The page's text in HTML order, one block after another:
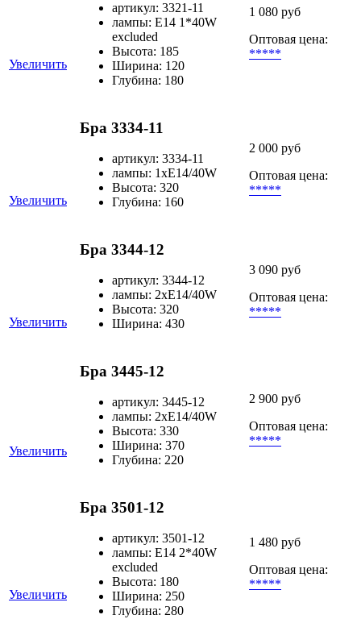
Увеличить
артикул: 3321-11
лампы: E14 1*40W
excluded
Высота: 185
Ширина: 120
Глубина: 180
1 080 руб
Оптовая цена:
*****
Увеличить
Бра 3334-11
артикул: 3334-11
лампы: 1хЕ14/40W
Высота: 320
Глубина: 160
2 000 руб
Оптовая цена:
*****
Увеличить
Бра 3344-12
артикул: 3344-12
лампы: 2хЕ14/40W
Высота: 320
Ширина: 430
3 090 руб
Оптовая цена:
*****
Увеличить
Бра 3445-12
артикул: 3445-12
лампы: 2хЕ14/40W
Высота: 330
Ширина: 370
Глубина: 220
2 900 руб
Оптовая цена:
*****
Увеличить
Бра 3501-12
артикул: 3501-12
лампы: E14 2*40W
excluded
Высота: 180
Ширина: 250
Глубина: 280
1 480 руб
Оптовая цена:
*****